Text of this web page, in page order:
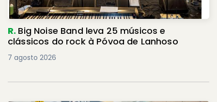
R. Big Noise Band leva 25 músicos e
clássicos do rock à Póvoa de Lanhoso
7 agosto 2026